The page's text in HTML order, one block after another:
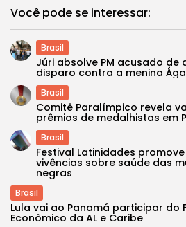
Você pode se interessar:
Brasil
Júri absolve PM acusado de
disparo contra a menina
Brasil
Comitê Paralímpico revela
prêmios de medalhistas em
Brasil
Festival Latinidades promove
vivências sobre saúde das
negras
Brasil
Lula vai ao Panamá participar do
Econômico da AL e Caribe